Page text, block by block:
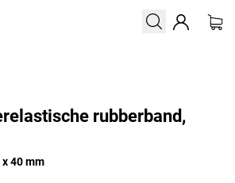
rubberband,
40 mm